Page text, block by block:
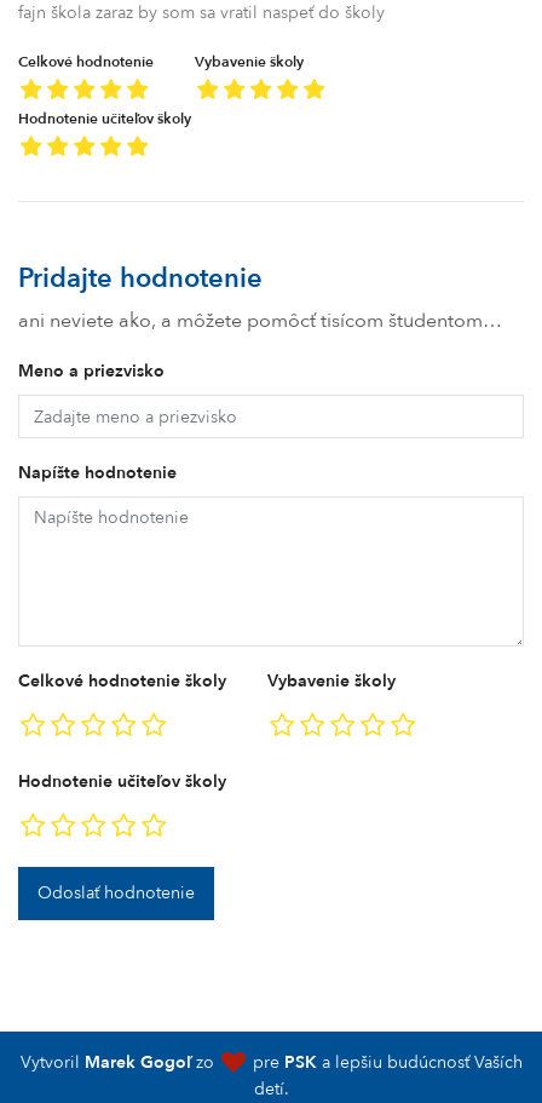
fajn škola zaraz by som sa vratil naspeť do školy
Celkové hodnotenie Vybavenie školy
Hodnotenie učiteľov školy
Pridajte hodnotenie
ani neviete ako, a môžete pomôcť tisícom študentom…
Meno a priezvisko
Napíšte hodnotenie
Celkové hodnotenie školy Vybavenie školy
Hodnotenie učiteľov školy
Odoslať hodnotenie
Vytvoril Marek Gogoľzo pre PSKa lepšiu budúcnosť Vaších
detí.